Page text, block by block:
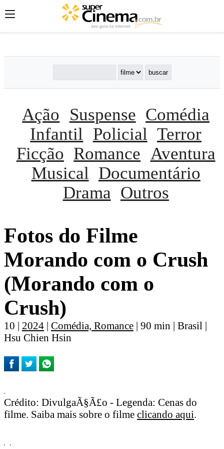
';';
Ação Suspense Comédia
Infantil
Policial Terror
Ficção Romance Aventura
Musical
Documentário
Drama Outros
Fotos do Filme
Morando com o Crush
(Morando com o
Crush)
10 | 2024 | Comédia, Romance | 90 min | Brasil |
Hsu Chien Hsin
Crédito: DivulgaÃ§Ã£o - Legenda: Cenas do
filme. Saiba mais sobre o filme clicando aqui.